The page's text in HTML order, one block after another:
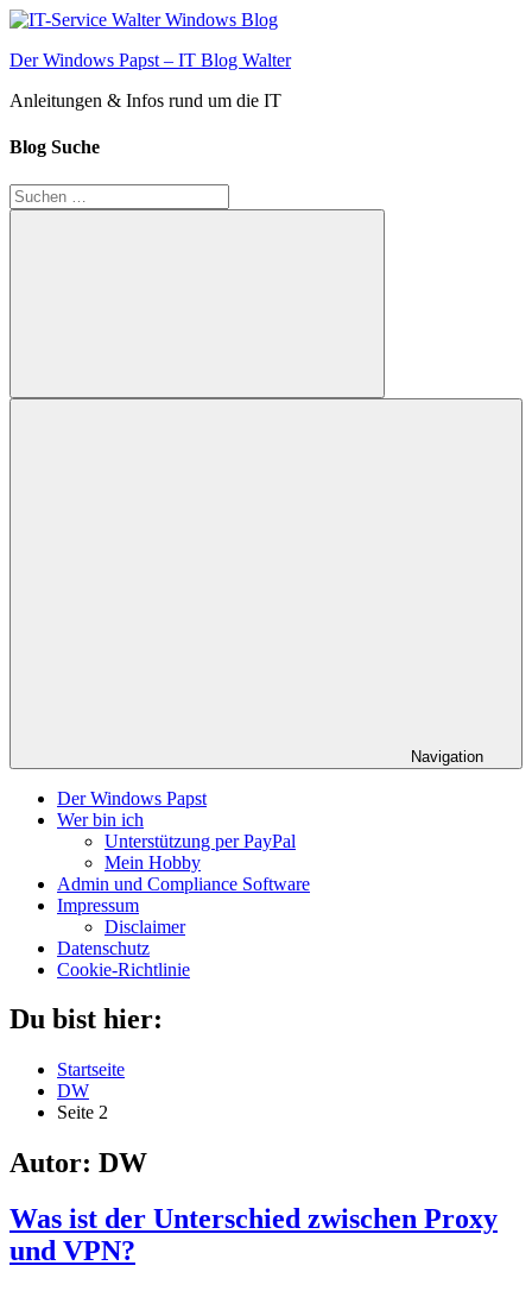
Zum
springen
Der Windows Papst – IT Blog Walter
Anleitungen & Infos rund um die IT
Blog Suche
Suchen
nach:
Suchen
Navigation
Der Windows Papst
Wer bin ich
Unterstützung per PayPal
Mein Hobby
Admin und Compliance Software
Impressum
Disclaimer
Datenschutz
Cookie-Richtlinie
Du bist hier:
Startseite
DW
Seite 2
Autor: DW
Was ist der Unterschied zwischen Proxy
und VPN?